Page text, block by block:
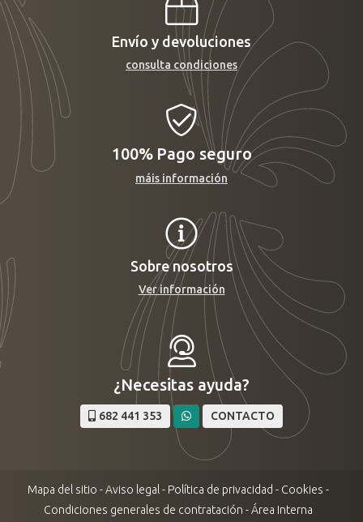
Envío y devoluciones
consulta condiciones
100% Pago seguro
máis información
Sobre nosotros
Ver información
¿Necesitas ayuda?
682 441 353 CONTACTO
Mapa del sitio -Aviso legal - Política de privacidad - Cookies -
Condiciones generales de contratación -Área Interna